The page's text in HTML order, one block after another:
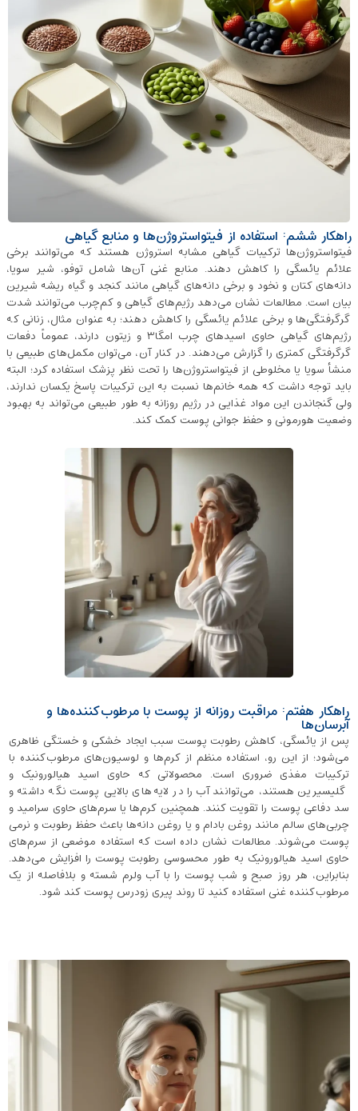
راهکار ششم: استفاده از فیتواستروژن‌ها و منابع گیاهی
فیتواستروژن‌ها ترکیبات گیاهی مشابه استروژن هستند که می‌توانند برخی
علائم یائسگی را کاهش دهند. منابع غنی آن‌ها شامل توفو، شیر سویا،
دانه‌های کتان و نخود و برخی دانه‌های گیاهی مانند کنجد و گیاه ریشه ‌شیرین
بیان است. مطالعات نشان می‌دهد رژیم‌های گیاهی و کم‌چرب می‌توانند شدت
گرگرفتگی‌ها و برخی علائم یائسگی را کاهش دهند؛ به ‌عنوان مثال، زنانی که
رژیم‌های گیاهی حاوی اسیدهای چرب امگا۳ و زیتون دارند، عموماً دفعات
گرگرفتگی کمتری را گزارش می‌دهند. در کنار آن، می‌توان مکمل‌های طبیعی با
منشأ سویا یا مخلوطی از فیتواستروژن‌ها را تحت نظر پزشک استفاده کرد؛ البته
باید توجه داشت که همه‌ خانم‌ها نسبت به این ترکیبات پاسخ یکسان ندارند،
ولی گنجاندن این مواد غذایی در رژیم روزانه به‌ طور طبیعی می‌تواند به بهبود
وضعیت هورمونی و حفظ جوانی پوست کمک کند.
راهکار هفتم: مراقبت روزانه از پوست با مرطوب‌کننده‌ها و
آبرسان‌ها
پس از یائسگی، کاهش رطوبت پوست سبب ایجاد خشکی و خستگی ظاهری
می‌شود؛ از این رو، استفاده منظم از کرم‌ها و لوسیون‌های مرطوب‌کننده با
ترکیبات مغذی ضروری است. محصولاتی که حاوی اسید هیالورونیک و
گلیسیرین هستند، می‌توانند آب را در لایه‌های بالایی پوست نگه داشته و
سد دفاعی پوست را تقویت کنند. همچنین کرم‌ها یا سرم‌های حاوی سرامید و
چربی‌های سالم مانند روغن بادام و یا روغن دانه‌ها باعث حفظ رطوبت و نرمی
پوست می‌شوند. مطالعات نشان داده است که استفاده موضعی از سرم‌های
حاوی اسید هیالورونیک به طور محسوسی رطوبت پوست را افزایش می‌دهد.
بنابراین، هر روز صبح و شب پوست را با آب ولرم شسته و بلافاصله از یک
مرطوب‌کننده‌ غنی استفاده کنید تا روند پیری زودرس پوست کند شود.